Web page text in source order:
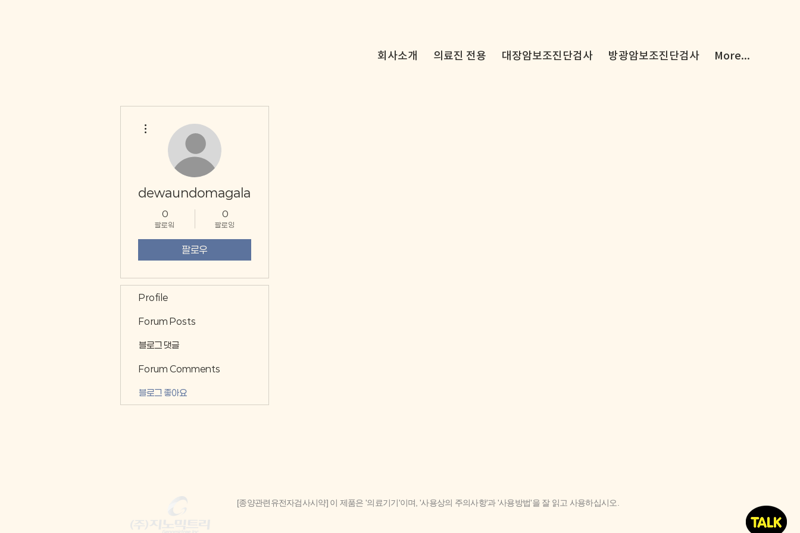
회사소개 의료진 전용 대장암보조진단검사 방광암보조진단검사 More...
dewaundomagala413
0
팔로워
0
팔로잉
팔로우
Profile
Forum Posts
블로그 댓글
Forum Comments
블로그 좋아요
[종양관련유전자검사시약] 이 제품은 '의료기기'이며, '사용상의 주의사항'과 '사용방법'을 잘 읽고 사용하십시오.